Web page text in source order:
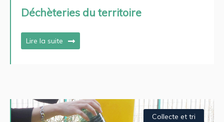
Déchèteries du territoire
Lire la suite
Collecte et tri